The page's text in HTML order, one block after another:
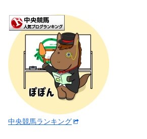
中央競馬ランキング